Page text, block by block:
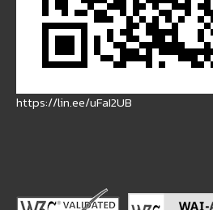
https://lin.ee/uFaI2UB